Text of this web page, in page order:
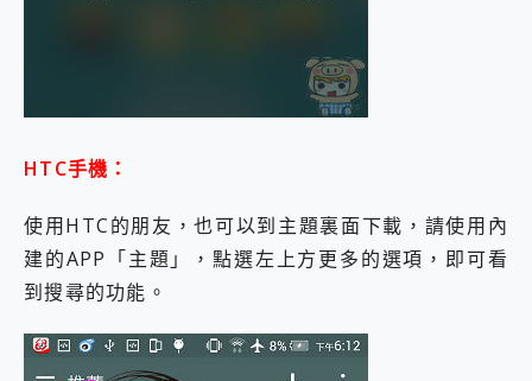
HTC手機：
使用HTC的朋友，也可以到主題裏面下載，請使用內
建的APP「主題」，點選左上方更多的選項，即可看
到搜尋的功能。